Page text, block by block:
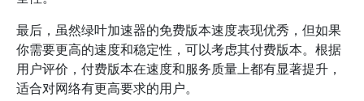
最后，虽然绿叶加速器的免费版本速度表现优秀，但如果
你需要更高的速度和稳定性，可以考虑其付费版本。根据
用户评价，付费版本在速度和服务质量上都有显著提升，
适合对网络有更高要求的用户。